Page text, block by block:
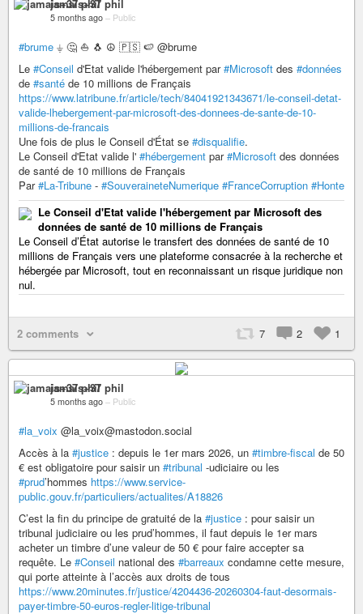
jamais+37 phil
5 months ago – Public
#brume ⏚ 🤔 ⛵️ 🐧 ☮️ 🇵🇸 🍉 @brume
Le #Conseil d'Etat valide l'hébergement par#Microsoft des #données
de #santé de 10 millions de Français
https://www.latribune.fr/article/tech/84041921343671/le-conseil-detat-
valide-lhebergement-par-microsoft-des-donnees-de-sante-de-10-
millions-de-francais
Une fois de plus le Conseil d'État se #disqualifie.
Le Conseil d'Etat valide l' #hébergement par#Microsoft des données
de santé de 10 millions de Français
Par#La-Tribune - #SouveraineteNumerique #FranceCorruption #Honte
Le Conseil d'Etat valide l'hébergement par Microsoft des
données de santé de 10 millions de Français
Le Conseil d’État autorise le transfert des données de santé de 10
millions de Français vers une plateforme consacrée à la recherche et
hébergée par Microsoft, tout en reconnaissant un risque juridique non
nul.
2 comments 7 2 1
jamais+37 phil
5 months ago – Public
#la_voix @la_voix@mastodon.social
Accès à la #justice : depuis le 1er mars 2026, un #timbre-fiscal de 50
€ est obligatoire pour saisir un #tribunal -udiciaire ou les
#prud’hommes https://www.service-
public.gouv.fr/particuliers/actualites/A18826
C’est la fin du principe de gratuité de la #justice : pour saisir un
tribunal judiciaire ou les prud’hommes, il faut depuis le 1er mars
acheter un timbre d’une valeur de 50 € pour faire accepter sa
requête. Le #Conseil national des #barreaux condamne cette mesure,
qui porte atteinte à l’accès aux droits de tous
https://www.20minutes.fr/justice/4204436-20260304-faut-desormais-
payer-timbre-50-euros-regler-litige-tribunal